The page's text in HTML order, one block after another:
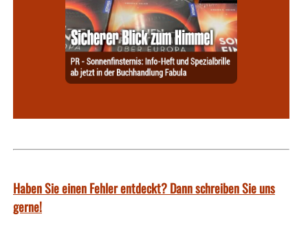
Haben Sie einen Fehler entdeckt? Dann schreiben Sie uns
gerne!